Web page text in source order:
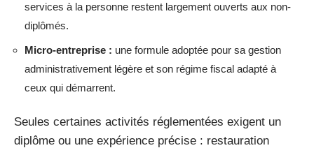
services à la personne restent largement ouverts aux non-
diplômés.
Micro-entreprise : une formule adoptée pour sa gestion
administrativement légère et son régime fiscal adapté à
ceux qui démarrent.
Seules certaines activités réglementées exigent un
diplôme ou une expérience précise : restauration